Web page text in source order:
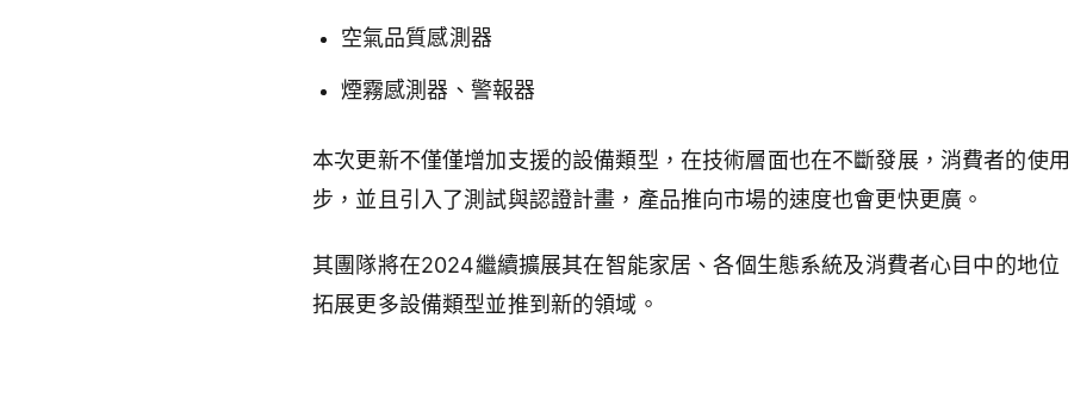
空氣品質感測器
煙霧感測器、警報器
本次更新不僅僅增加支援的設備類型，在技術層面也在不斷發展，消費者的使
步，並且引入了測試與認證計畫，產品推向市場的速度也會更快更廣。
其團隊將在2024繼續擴展其在智能家居、各個生態系統及消費者心目中的地
拓展更多設備類型並推到新的領域。